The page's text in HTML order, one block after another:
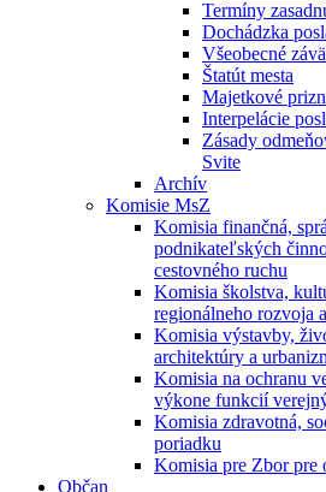
Termíny
Dochádzka
Všeobecné
Štatút mesta
Majetkové
Interpelácie
Zásady
Svite
Archív
Komisie MsZ
Komisia finančná,
podnikateľských
cestovného ruchu
Komisia školstva,
regionálneho rozvoja
Komisia výstavby,
architektúry a
Komisia na ochranu
výkone funkcií
Komisia zdravotná,
poriadku
Komisia pre Zbor pre
Občan